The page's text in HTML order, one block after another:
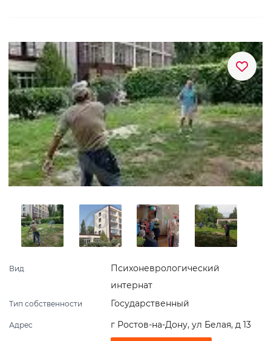
Вид
Психоневрологический
интернат
Тип собственности Государственный
Адрес г Ростов-на-Дону, ул Белая, д 13